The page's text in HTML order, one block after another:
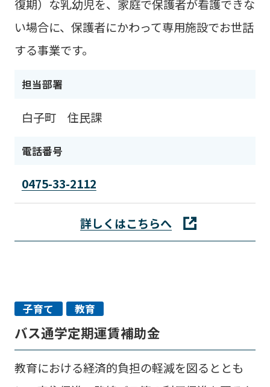
復期）な乳幼児を、家庭で保護者が看護できな
い場合に、保護者にかわって専用施設でお世話
する事業です。
担当部署
白子町 住民課
電話番号
0475-33-2112
詳しくはこちらへ
子育て 教育
バス通学定期運賃補助金
教育における経済的負担の軽減を図るととも